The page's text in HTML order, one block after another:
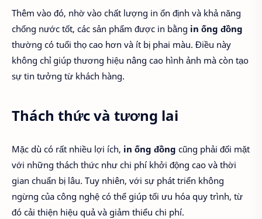
Thêm vào đó, nhờ vào chất lượng in ổn định và khả năng
chống nước tốt, các sản phẩm được in bằng in ống đồng
thường có tuổi thọ cao hơn và ít bị phai màu. Điều này
không chỉ giúp thương hiệu nâng cao hình ảnh mà còn tạo
sự tin tưởng từ khách hàng.
Thách thức và tương lai
Mặc dù có rất nhiều lợi ích, in ống đồng cũng phải đối mặt
với những thách thức như chi phí khởi động cao và thời
gian chuẩn bị lâu. Tuy nhiên, với sự phát triển không
ngừng của công nghệ có thể giúp tối ưu hóa quy trình, từ
đó cải thiện hiệu quả và giảm thiểu chi phí.